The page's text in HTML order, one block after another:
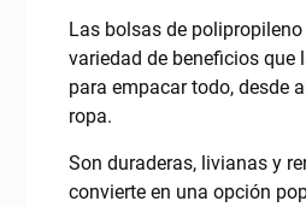
Las bolsas de
variedad de beneficios que
para empacar todo, desde
ropa.
Son duraderas, livianas y
convierte en una opción